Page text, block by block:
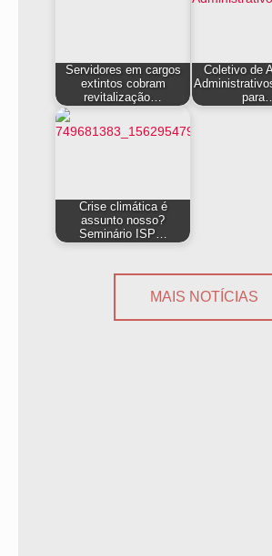
Servidores em cargos
extintos cobram
revitalização…
Coletivo de
Crise climática é
assunto nosso?
Seminário ISP…
MAIS NOTÍCIAS